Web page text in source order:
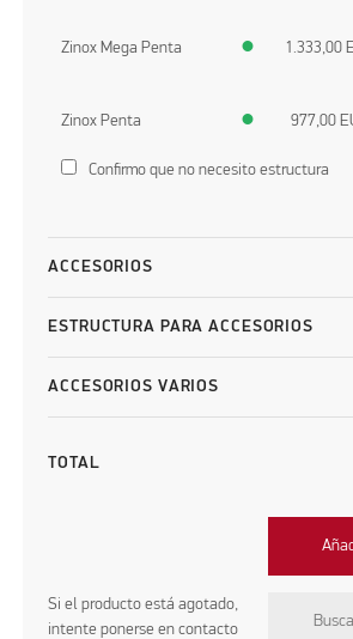
Zinox Mega Penta ● 1.333,00
Zinox Penta ● 977,00
Confirmo que no necesito estructura
ACCESORIOS
ESTRUCTURA PARA ACCESORIOS
ACCESORIOS VARIOS
TOTAL
Si el producto está agotado,
intente ponerse en contacto